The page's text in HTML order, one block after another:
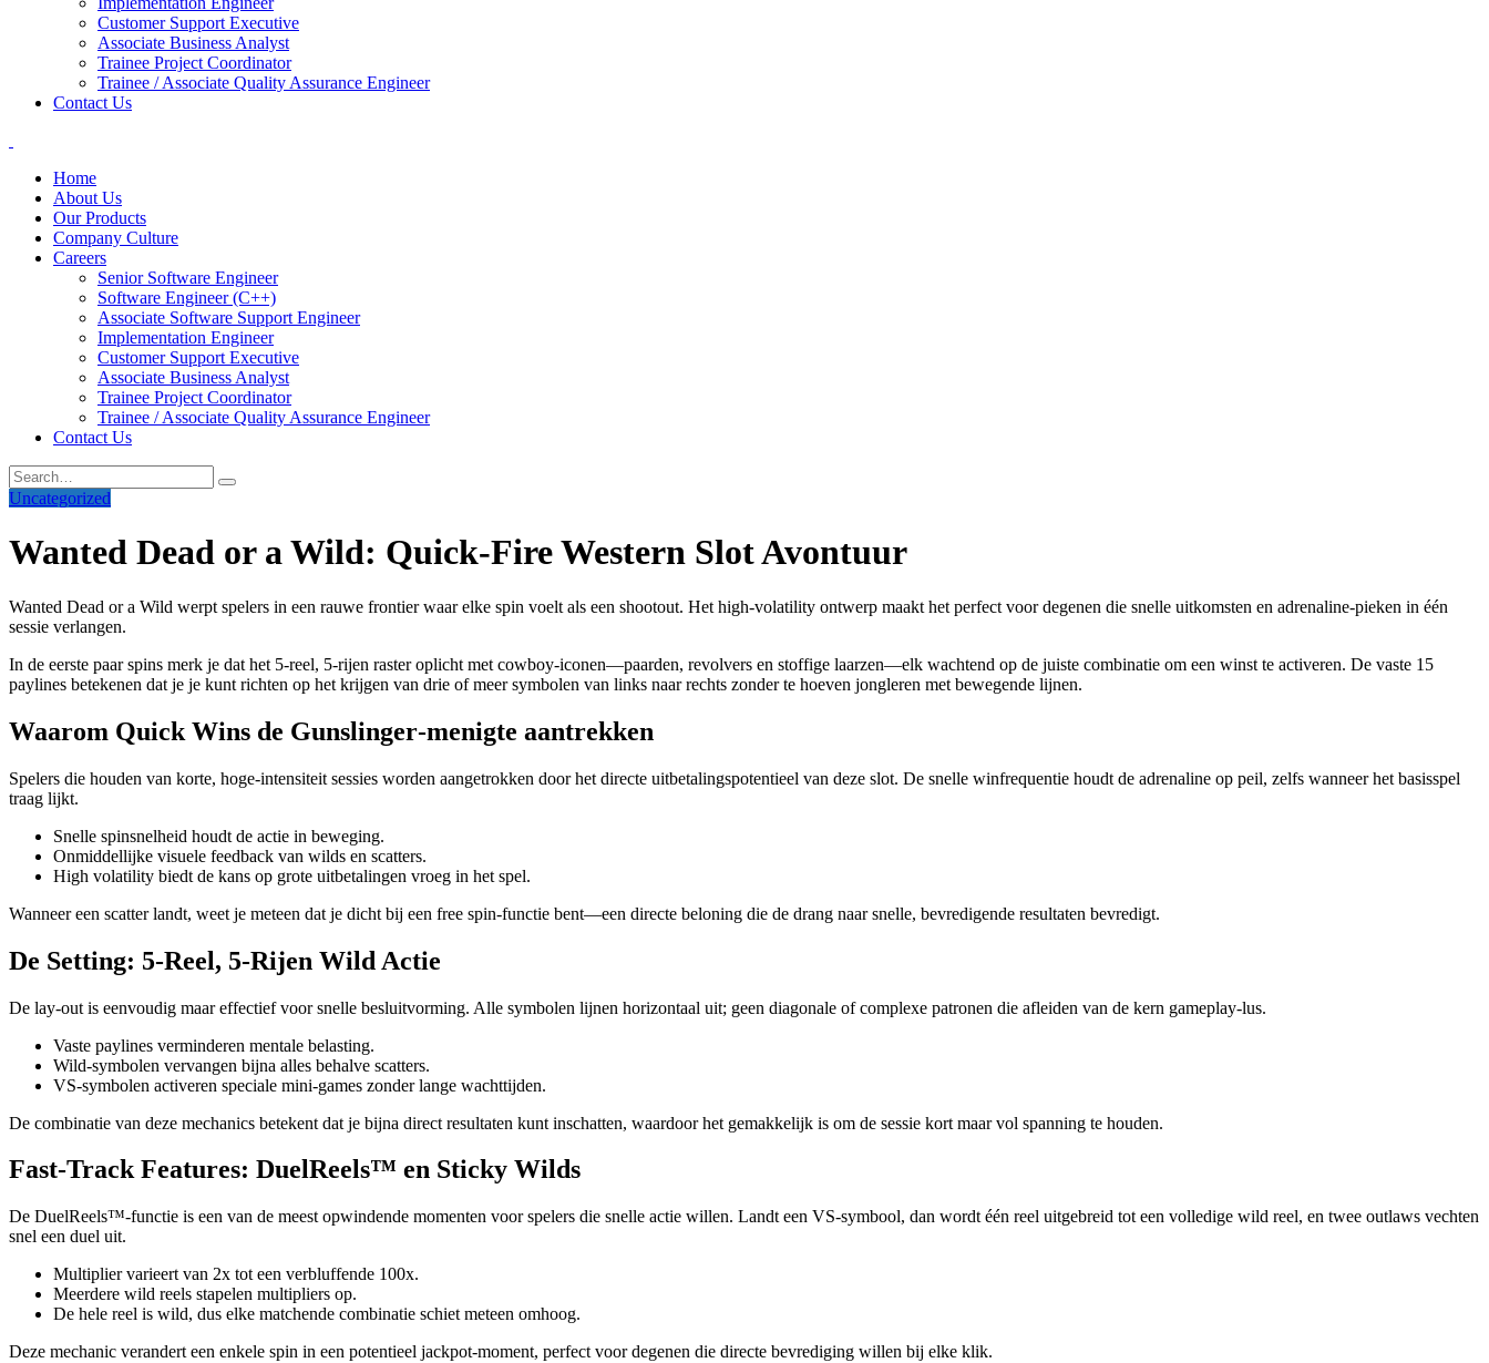
Customer Support Executive
Associate Business Analyst
Trainee Project Coordinator
Trainee / Associate Quality Assurance Engineer
Contact Us
Home
About Us
Our Products
Company Culture
Careers
Senior Software Engineer
Software Engineer (C++)
Associate Software Support Engineer
Implementation Engineer
Customer Support Executive
Associate Business Analyst
Trainee Project Coordinator
Trainee / Associate Quality Assurance Engineer
Contact Us
Uncategorized
Wanted Dead or a Wild: Quick‑Fire Western Slot Avontuur
Wanted Dead or a Wild werpt spelers in een rauwe frontier waar elke spin voelt als een shootout. Het high‑volatility ontwerp maakt het perfect voor degenen die snelle uitkomsten en adrenaline‑pieken in één
sessie verlangen.
In de eerste paar spins merk je dat het 5‑reel, 5‑rijen raster oplicht met cowboy‑iconen—paarden, revolvers en stoffige laarzen—elk wachtend op de juiste combinatie om een winst te activeren. De vaste 15
paylines betekenen dat je je kunt richten op het krijgen van drie of meer symbolen van links naar rechts zonder te hoeven jongleren met bewegende lijnen.
Waarom Quick Wins de Gunslinger‑menigte aantrekken
Spelers die houden van korte, hoge‑intensiteit sessies worden aangetrokken door het directe uitbetalingspotentieel van deze slot. De snelle winfrequentie houdt de adrenaline op peil, zelfs wanneer het basisspel
traag lijkt.
Snelle spinsnelheid houdt de actie in beweging.
Onmiddellijke visuele feedback van wilds en scatters.
High volatility biedt de kans op grote uitbetalingen vroeg in het spel.
Wanneer een scatter landt, weet je meteen dat je dicht bij een free spin‑functie bent—een directe beloning die de drang naar snelle, bevredigende resultaten bevredigt.
De Setting: 5‑Reel, 5‑Rijen Wild Actie
De lay-out is eenvoudig maar effectief voor snelle besluitvorming. Alle symbolen lijnen horizontaal uit; geen diagonale of complexe patronen die afleiden van de kern gameplay‑lus.
Vaste paylines verminderen mentale belasting.
Wild-symbolen vervangen bijna alles behalve scatters.
VS-symbolen activeren speciale mini‑games zonder lange wachttijden.
De combinatie van deze mechanics betekent dat je bijna direct resultaten kunt inschatten, waardoor het gemakkelijk is om de sessie kort maar vol spanning te houden.
Fast‑Track Features: DuelReels™ en Sticky Wilds
De DuelReels™‑functie is een van de meest opwindende momenten voor spelers die snelle actie willen. Landt een VS‑symbool, dan wordt één reel uitgebreid tot een volledige wild reel, en twee outlaws vechten
snel een duel uit.
Multiplier varieert van 2x tot een verbluffende 100x.
Meerdere wild reels stapelen multipliers op.
De hele reel is wild, dus elke matchende combinatie schiet meteen omhoog.
Deze mechanic verandert een enkele spin in een potentieel jackpot-moment, perfect voor degenen die directe bevrediging willen bij elke klik.